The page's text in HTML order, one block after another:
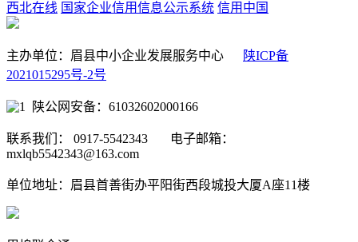
西北在线 国家企业信用信息公示系统 信用中国
主办单位：眉县中小企业发展服务中心
陕ICP备
2021015295号-2号
陕公网安备：61032602000166
联系我们： 0917-5542343 电子邮箱：
mxlqb5542343@163.com
单位地址：眉县首善街办平阳街西段城投大厦A座11楼